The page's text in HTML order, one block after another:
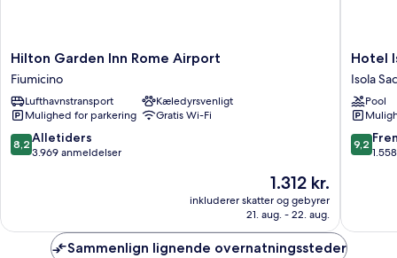
Hilton
Garden
Inn
Rome
Airport
Fiumicino
Hilton Garden Inn Rome Airport
Fiumicino
Lufthavnstransport
Kæledyrsvenligt
Mulighed for parkering
Gratis Wi-Fi
8.2
ud
anmeldelser
8,2 Alletiders
3.969 anmeldelser
Prisen
er
1.312 kr.
1.312 kr.
inkluderer skatter og gebyrer
21. aug. - 22. aug.
Hotel
Isola
Sacra
Rome
Airport
Isola
Sacra
Hotel
Isola
Pool
9.2
ud
9,2
Sammenlign lignende overnatningssteder